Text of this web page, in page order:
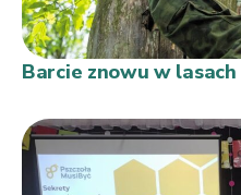
Barcie znowu w lasach